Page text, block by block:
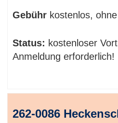
Gebühr kostenlos,
Status: kostenloser
Anmeldung erforderlich!
262-0086